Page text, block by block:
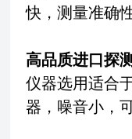
快，测量准确
高品质进口探
仪器选用适合
器，噪音小，